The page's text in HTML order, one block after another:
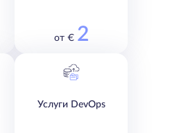
от € 2
Услуги DevOps